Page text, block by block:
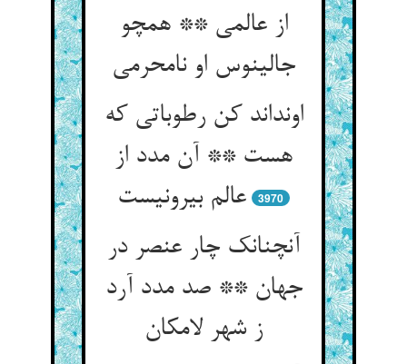
از عالمی ** همچو
جالینوس او نامحرمی
اونداند کن رطوباتی که
هست ** آن مدد از
عالم بیرونیست
3970
آنچنانک چار عنصر در
جهان ** صد مدد آرد
ز شهر لامکان